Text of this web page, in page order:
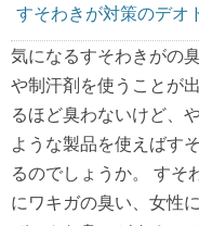
すそわきが対策のデオ
気になるすそわきがの
や制汗剤を使うことが
るほど臭わないけど、
ような製品を使えばす
るのでしょうか。 すそ
にワキガの臭い、女性